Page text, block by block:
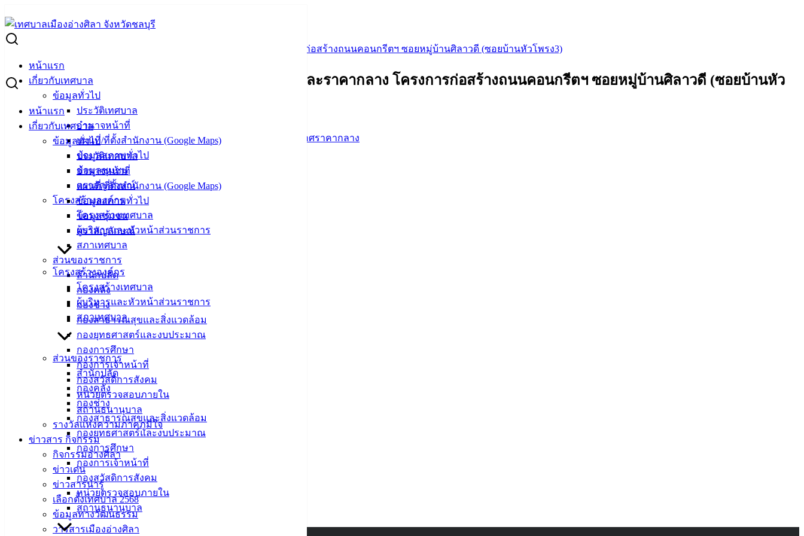
to
content
หน้าแรก
เกี่ยวกับเทศบาล
ข้อมูลทั่วไป
ประวัติเทศบาล
อำนาจหน้าที่
แผนที่/ที่ตั้งสำนักงาน (Google Maps)
ข้อมูลสภาพทั่วไป
ข้อมูลชุมชน
ตราสัญลักษณ์
โครงสร้างองค์กร
โครงสร้างเทศบาล
ผู้บริหารและหัวหน้าส่วนราชการ
สภาเทศบาล
ส่วนของราชการ
สำนักปลัด
กองคลัง
กองช่าง
กองสาธารณสุขและสิ่งแวดล้อม
กองยุทธศาสตร์และงบประมาณ
กองการศึกษา
กองการเจ้าหน้าที่
กองสวัสดิการสังคม
หน่วยตรวจสอบภายใน
สถานธนานุบาล
รางวัลแห่งความภาคภูมิใจ
ข่าวสาร กิจกรรม
กิจกรรมอ่างศิลา
ข่าวเด่น
ข่าวสารน่ารู้
เลือกตั้งเทศบาล 2568
ข้อมูลทางวัฒนธรรม
วารสารเมืองอ่างศิลา
หน้าแรก
เกี่ยวกับเทศบาล
ข้อมูลทั่วไป
ประวัติเทศบาล
อำนาจหน้าที่
แผนที่/ที่ตั้งสำนักงาน (Google Maps)
ข้อมูลสภาพทั่วไป
ข้อมูลชุมชน
ตราสัญลักษณ์
โครงสร้างองค์กร
โครงสร้างเทศบาล
ผู้บริหารและหัวหน้าส่วนราชการ
สภาเทศบาล
ส่วนของราชการ
สำนักปลัด
กองคลัง
กองช่าง
กองสาธารณสุขและสิ่งแวดล้อม
กองยุทธศาสตร์และงบประมาณ
กองการศึกษา
กองการเจ้าหน้าที่
กองสวัสดิการสังคม
หน่วยตรวจสอบภายใน
สถานธนานุบาล
Search
for:
ตารางแสดงวงเงินงบประมาณที่ได้รับการจัดสรรและราคากลาง โครงการก่อสร้างถนนคอนกรีตฯ ซอยหมู่บ้านศิลาวดี (ซอยบ้านหัวโพรง3)
ตารางแสดงวงเงินงบประมาณที่ได้รับการจัดสรรและราคากลาง โครงการก่อสร้างถนนคอนกรีตฯ ซอยหมู่บ้านศิลาวดี (ซอยบ้านหัว
โพรง3)
ตุลาคม 2, 2024ตุลาคม 11, 2024 vichakarn ประกาศราคากลาง
ซอยหมู่บ้านศิลาวดี-ซอยบ้านหัวโพรง3 ดาวน์โหลด